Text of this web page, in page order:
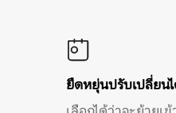
ยืดหยุ่นปรับเปลี่ยน